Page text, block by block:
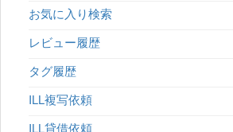
お気に入り検索
レビュー履歴
タグ履歴
ILL複写依頼
ILL貸借依頼